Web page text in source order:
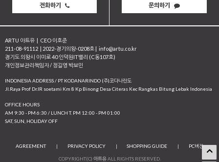
전화하기 문의하기
ARTU 아트유 | CEO 이호준
211-08-91112 | 2022-경기의왕-0208호 | info@artu.co.kr
경기도 의왕시 이미로 40 인덕원IT밸리 (C동107호)
개인정보관리책임자 / 정길영 박보민
INDONESIA ADDRESS / PT KODANARINDO (주)코다나린도
JI.Raya Prof Dr.IR soetami Km 8 Kp Binong Desa Citeras Kec Rangkas Bitung Lebak Indonesia
OFFICE HOURS
AM 9:30 - PM 6:30 / LUNCH T. PM 12:00 - PM 01:00
SAT, SUN, HOLIDAY OFF
AGREEMENT | PRIVACY POLICY | SHOPPING GUIDE | PC버전
COPYRIGHT(C) 아트유ALL RIGHTS RESERVED.